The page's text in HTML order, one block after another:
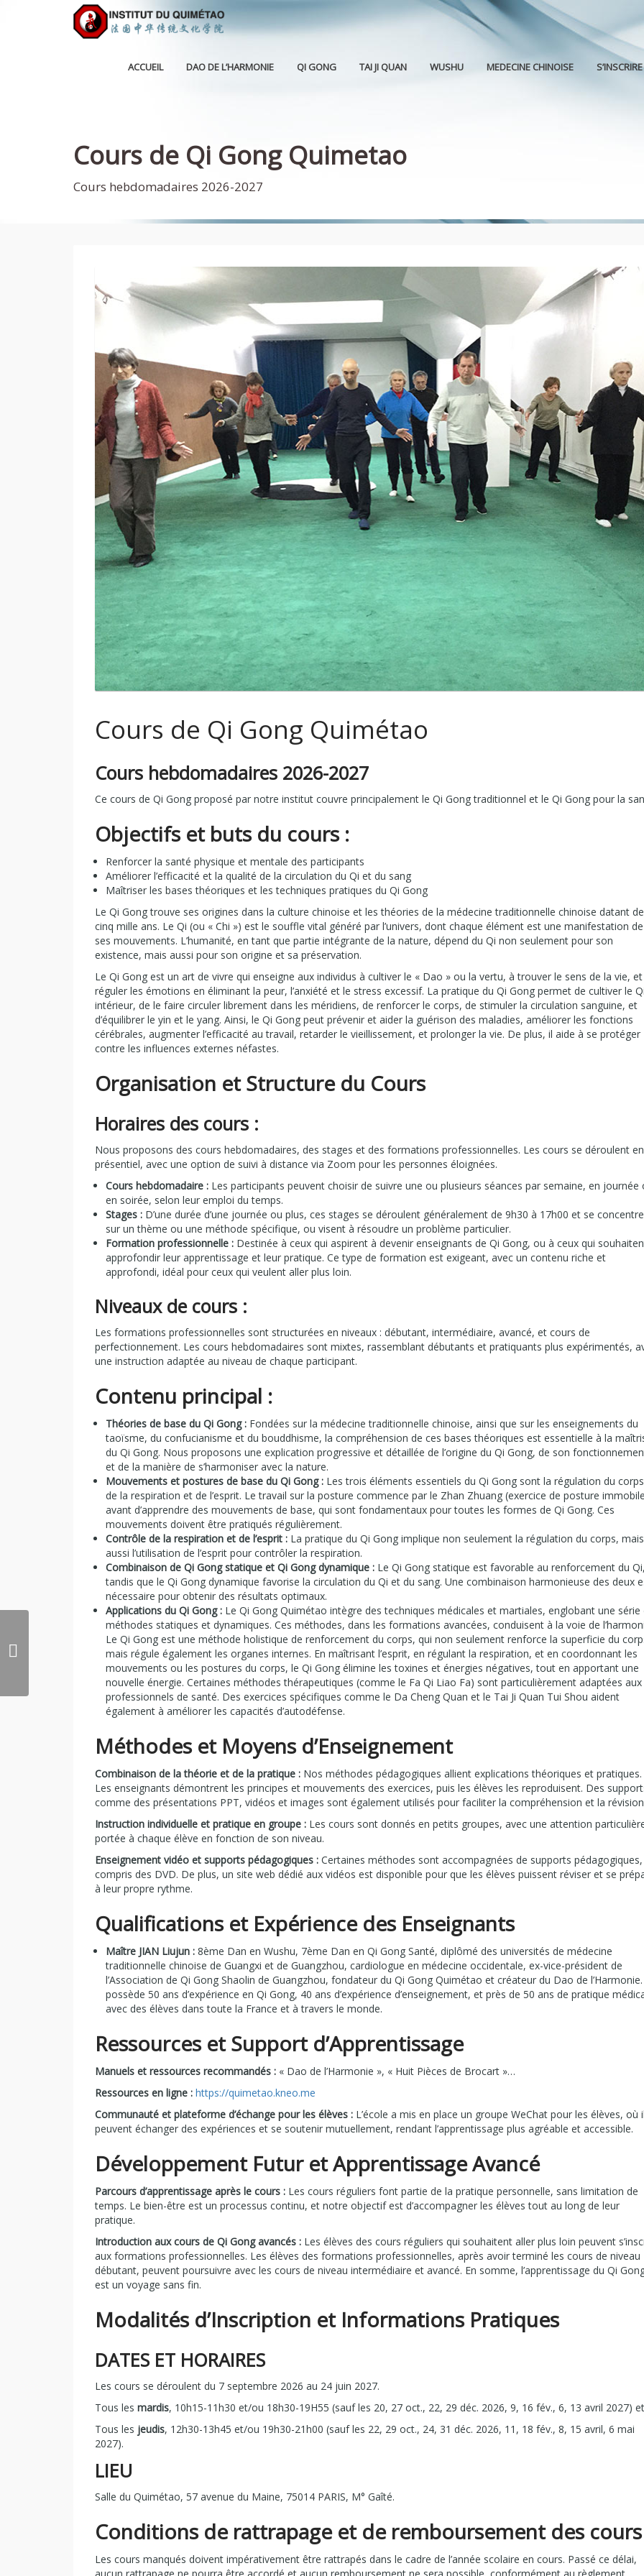
ACCUEIL DAO DE L’HARMONIE QI GONG TAI JI QUAN WUSHU MEDECINE CHINOISE S’INSCRIRE
Cours de Qi Gong Quimetao
Cours hebdomadaires 2026-2027
Cours de Qi Gong Quimétao
Cours hebdomadaires 2026-2027
Ce cours de Qi Gong proposé par notre institut couvre principalement le Qi Gong traditionnel et le Qi Gong pour la
Objectifs et buts du cours :
Renforcer la santé physique et mentale des participants
Améliorer l’efficacité et la qualité de la circulation du Qi et du sang
Maîtriser les bases théoriques et les techniques pratiques du Qi Gong
Le Qi Gong trouve ses origines dans la culture chinoise et les théories de la médecine traditionnelle chinoise datant de
cinq mille ans. Le Qi (ou « Chi ») est le souffle vital généré par l’univers, dont chaque élément est une manifestation de
ses mouvements. L’humanité, en tant que partie intégrante de la nature, dépend du Qi non seulement pour son
existence, mais aussi pour son origine et sa préservation.
Le Qi Gong est un art de vivre qui enseigne aux individus à cultiver le « Dao » ou la vertu, à trouver le sens de la vie,
réguler les émotions en éliminant la peur, l’anxiété et le stress excessif. La pratique du Qi Gong permet de cultiver le
intérieur, de le faire circuler librement dans les méridiens, de renforcer le corps, de stimuler la circulation sanguine, et
d’équilibrer le yin et le yang. Ainsi, le Qi Gong peut prévenir et aider la guérison des maladies, améliorer les fonctions
cérébrales, augmenter l’efficacité au travail, retarder le vieillissement, et prolonger la vie. De plus, il aide à se protéger
contre les influences externes néfastes.
Organisation et Structure du Cours
Horaires des cours :
Nous proposons des cours hebdomadaires, des stages et des formations professionnelles. Les cours se déroulent en
présentiel, avec une option de suivi à distance via Zoom pour les personnes éloignées.
Cours hebdomadaire : Les participants peuvent choisir de suivre une ou plusieurs séances par semaine, en journée
en soirée, selon leur emploi du temps.
Stages : D’une durée d’une journée ou plus, ces stages se déroulent généralement de 9h30 à 17h00 et se
sur un thème ou une méthode spécifique, ou visent à résoudre un problème particulier.
Formation professionnelle : Destinée à ceux qui aspirent à devenir enseignants de Qi Gong, ou à ceux qui
approfondir leur apprentissage et leur pratique. Ce type de formation est exigeant, avec un contenu riche et
approfondi, idéal pour ceux qui veulent aller plus loin.
Niveaux de cours :
Les formations professionnelles sont structurées en niveaux : débutant, intermédiaire, avancé, et cours de
perfectionnement. Les cours hebdomadaires sont mixtes, rassemblant débutants et pratiquants plus expérimentés,
une instruction adaptée au niveau de chaque participant.
Contenu principal :
Théories de base du Qi Gong : Fondées sur la médecine traditionnelle chinoise, ainsi que sur les enseignements du
taoïsme, du confucianisme et du bouddhisme, la compréhension de ces bases théoriques est essentielle à la
du Qi Gong. Nous proposons une explication progressive et détaillée de l’origine du Qi Gong, de son
et de la manière de s’harmoniser avec la nature.
Mouvements et postures de base du Qi Gong : Les trois éléments essentiels du Qi Gong sont la régulation du
de la respiration et de l’esprit. Le travail sur la posture commence par le Zhan Zhuang (exercice de posture
avant d’apprendre des mouvements de base, qui sont fondamentaux pour toutes les formes de Qi Gong. Ces
mouvements doivent être pratiqués régulièrement.
Contrôle de la respiration et de l’esprit : La pratique du Qi Gong implique non seulement la régulation du corps, mais
aussi l’utilisation de l’esprit pour contrôler la respiration.
Combinaison de Qi Gong statique et Qi Gong dynamique : Le Qi Gong statique est favorable au renforcement du
tandis que le Qi Gong dynamique favorise la circulation du Qi et du sang. Une combinaison harmonieuse des deux
nécessaire pour obtenir des résultats optimaux.
Applications du Qi Gong : Le Qi Gong Quimétao intègre des techniques médicales et martiales, englobant une série
méthodes statiques et dynamiques. Ces méthodes, dans les formations avancées, conduisent à la voie de
Le Qi Gong est une méthode holistique de renforcement du corps, qui non seulement renforce la superficie du
mais régule également les organes internes. En maîtrisant l’esprit, en régulant la respiration, et en coordonnant les
mouvements ou les postures du corps, le Qi Gong élimine les toxines et énergies négatives, tout en apportant une
nouvelle énergie. Certaines méthodes thérapeutiques (comme le Fa Qi Liao Fa) sont particulièrement adaptées aux
professionnels de santé. Des exercices spécifiques comme le Da Cheng Quan et le Tai Ji Quan Tui Shou aident
également à améliorer les capacités d’autodéfense.
Méthodes et Moyens d’Enseignement
Combinaison de la théorie et de la pratique : Nos méthodes pédagogiques allient explications théoriques et pratiques.
Les enseignants démontrent les principes et mouvements des exercices, puis les élèves les reproduisent. Des
comme des présentations PPT, vidéos et images sont également utilisés pour faciliter la compréhension et la
Instruction individuelle et pratique en groupe : Les cours sont donnés en petits groupes, avec une attention
portée à chaque élève en fonction de son niveau.
Enseignement vidéo et supports pédagogiques : Certaines méthodes sont accompagnées de supports
compris des DVD. De plus, un site web dédié aux vidéos est disponible pour que les élèves puissent réviser et se
à leur propre rythme.
Qualifications et Expérience des Enseignants
Maître JIAN Liujun : 8ème Dan en Wushu, 7ème Dan en Qi Gong Santé, diplômé des universités de médecine
traditionnelle chinoise de Guangxi et de Guangzhou, cardiologue en médecine occidentale, ex-vice-président de
l’Association de Qi Gong Shaolin de Guangzhou, fondateur du Qi Gong Quimétao et créateur du Dao de
possède 50 ans d’expérience en Qi Gong, 40 ans d’expérience d’enseignement, et près de 50 ans de pratique
avec des élèves dans toute la France et à travers le monde.
Ressources et Support d’Apprentissage
Manuels et ressources recommandés : « Dao de l’Harmonie », « Huit Pièces de Brocart »…
Ressources en ligne : https://quimetao.kneo.me
Communauté et plateforme d’échange pour les élèves : L’école a mis en place un groupe WeChat pour les élèves, où
peuvent échanger des expériences et se soutenir mutuellement, rendant l’apprentissage plus agréable et accessible.
Développement Futur et Apprentissage Avancé
Parcours d’apprentissage après le cours : Les cours réguliers font partie de la pratique personnelle, sans limitation de
temps. Le bien-être est un processus continu, et notre objectif est d’accompagner les élèves tout au long de leur
pratique.
Introduction aux cours de Qi Gong avancés : Les élèves des cours réguliers qui souhaitent aller plus loin peuvent
aux formations professionnelles. Les élèves des formations professionnelles, après avoir terminé les cours de niveau
débutant, peuvent poursuivre avec les cours de niveau intermédiaire et avancé. En somme, l’apprentissage du Qi
est un voyage sans fin.
Modalités d’Inscription et Informations Pratiques
DATES ET HORAIRES
Les cours se déroulent du 7 septembre 2026 au 24 juin 2027.
Tous les mardis, 10h15-11h30 et/ou 18h30-19H55 (sauf les 20, 27 oct., 22, 29 déc. 2026, 9, 16 fév., 6, 13 avril 2027)
Tous les jeudis, 12h30-13h45 et/ou 19h30-21h00 (sauf les 22, 29 oct., 24, 31 déc. 2026, 11, 18 fév., 8, 15 avril, 6 mai
2027).
LIEU
Salle du Quimétao, 57 avenue du Maine, 75014 PARIS, M° Gaîté.
Conditions de rattrapage et de remboursement des cours
Les cours manqués doivent impérativement être rattrapés dans le cadre de l’année scolaire en cours. Passé ce délai,